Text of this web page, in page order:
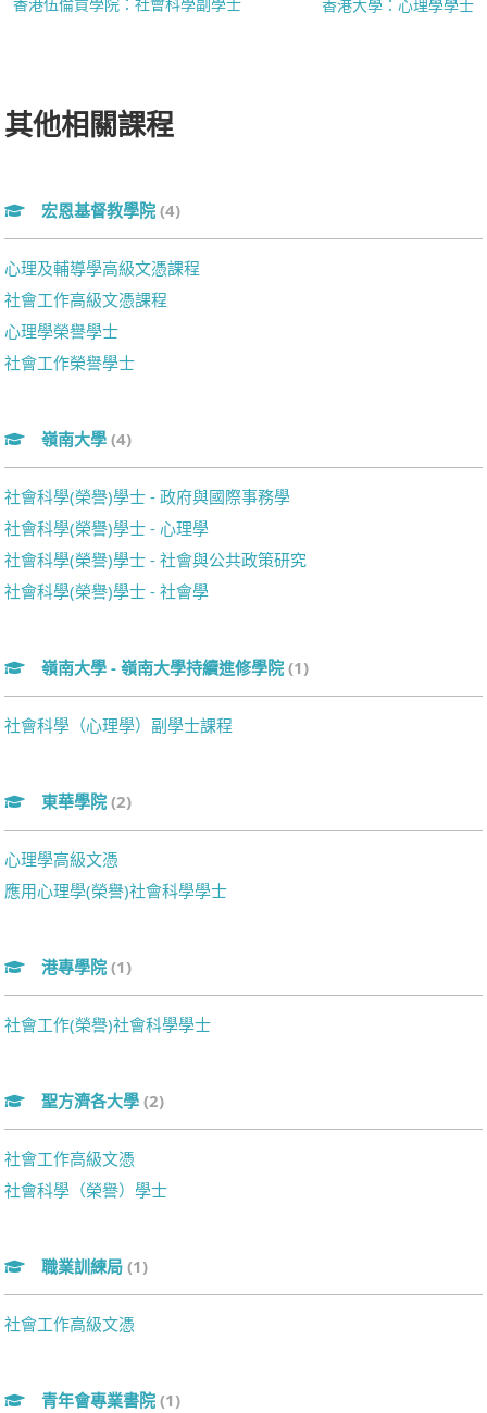
香港伍倫貢學院：社會科學副學士 香港大學：心理學學士
其他相關課程
宏恩基督教學院 (4)
心理及輔導學高級文憑課程
社會工作高級文憑課程
心理學榮譽學士
社會工作榮譽學士
嶺南大學 (4)
社會科學(榮譽)學士 - 政府與國際事務學
社會科學(榮譽)學士 - 心理學
社會科學(榮譽)學士 - 社會與公共政策研究
社會科學(榮譽)學士 - 社會學
嶺南大學 - 嶺南大學持續進修學院 (1)
社會科學（心理學）副學士課程
東華學院 (2)
心理學高級文憑
應用心理學(榮譽)社會科學學士
港專學院 (1)
社會工作(榮譽)社會科學學士
聖方濟各大學 (2)
社會工作高級文憑
社會科學（榮譽）學士
職業訓練局 (1)
社會工作高級文憑
青年會專業書院 (1)